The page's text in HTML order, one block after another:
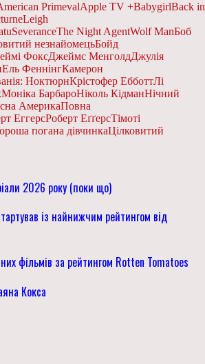
PrimevalApple TV +BabygirlBack in
Leigh
SeveranceThe Night AgentWolf ManБоб
незнайомецьБойд
ФоксДжеймс МенголдДжулія
Ель ФеннінгКамерон
НоктюрнКрістофер ЕбботтЛі
Моніка БарбароНіколь КідманНічний
АмерикаПовна
ЕггерсРоберт ЕґґерсТімоті
погана дівчинкаЦілковитий
2026 року (поки що)
із найнижчим рейтингом від
фільмів за рейтингом Rotten Tomatoes
Кокса